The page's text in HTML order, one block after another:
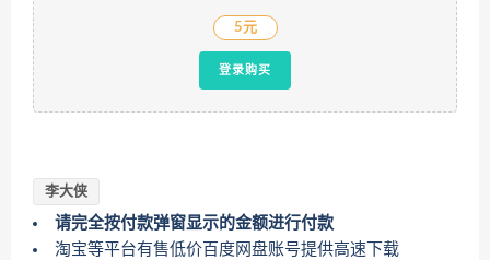
5元
登录购买
李大侠
请完全按付款弹窗显示的金额进行付款
淘宝等平台有售低价百度网盘账号提供高速下载